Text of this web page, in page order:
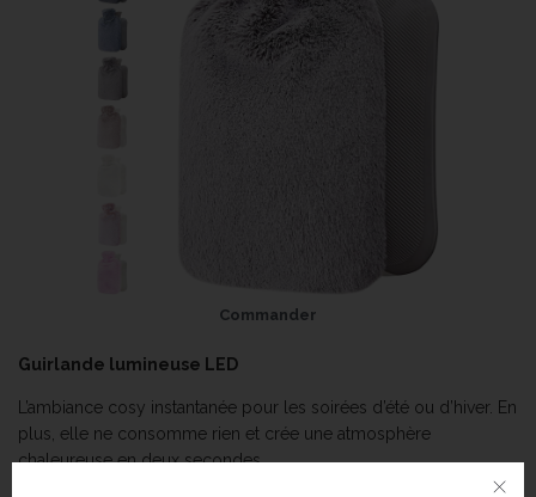
Commander
Guirlande lumineuse LED
L’ambiance cosy instantanée pour les soirées d’été ou d’hiver. En
plus, elle ne consomme rien et crée une atmosphère
chaleureuse en deux secondes.